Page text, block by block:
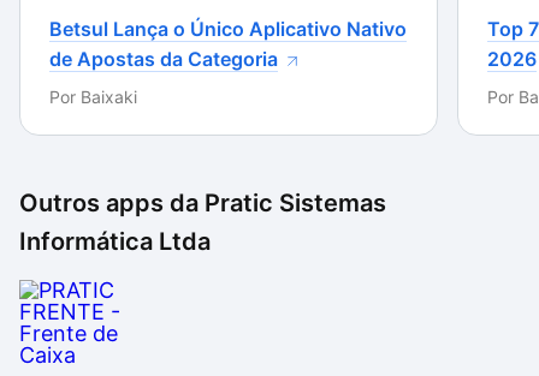
Betsul Lança o Único Aplicativo Nativo
de Apostas da Categoria
Por Baixaki
Top
2026
Por
Outros apps da Pratic Sistemas
Informática Ltda